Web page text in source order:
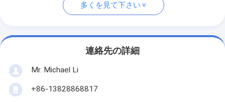
多くを見て下さい
連絡先の詳細
Mr. Michael Li
+86-13828868817